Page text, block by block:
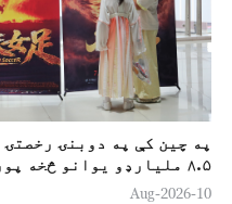
په چين کې په دوبنۍ
۸.۵ مليارډو يوانو څخه پورته و
10-Aug-2026